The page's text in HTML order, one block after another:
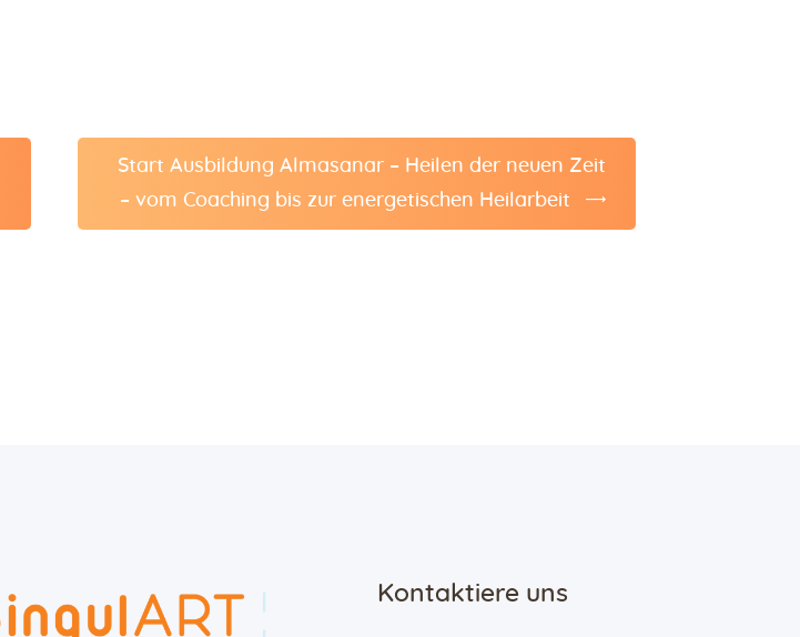
Start Ausbildung Almasanar – Heilen der neuen Zeit
– vom Coaching bis zur energetischen Heilarbeit
Kontaktiere uns